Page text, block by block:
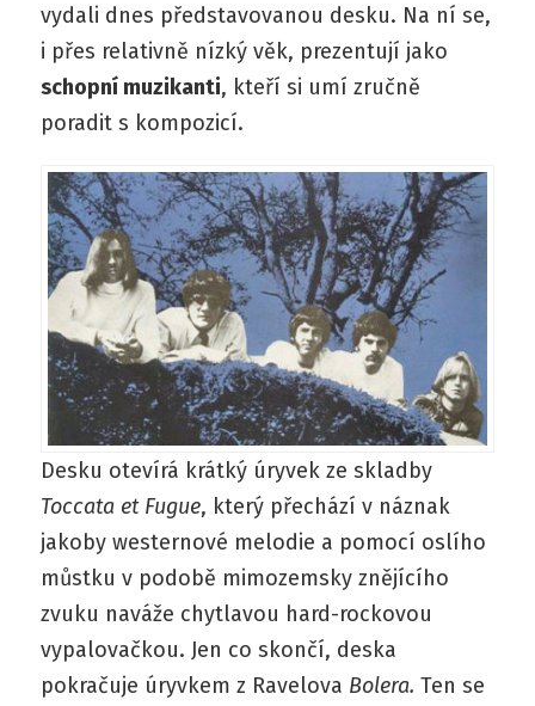
vydali dnes představovanou desku. Na ní se,
i přes relativně nízký věk, prezentují jako
schopní muzikanti, kteří si umí zručně
poradit s kompozicí.
Desku otevírá krátký úryvek ze skladby
Toccata et Fugue, který přechází v náznak
jakoby westernové melodie a pomocí oslího
můstku v podobě mimozemsky znějícího
zvuku naváže chytlavou hard-rockovou
vypalovačkou. Jen co skončí, deska
pokračuje úryvkem z Ravelova Bolera. Ten se